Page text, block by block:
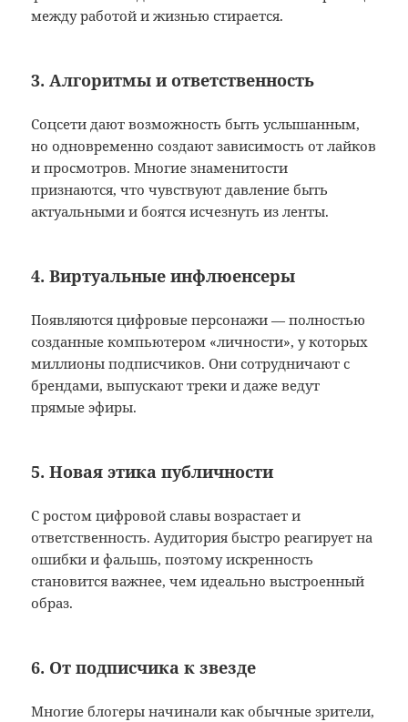
между работой и жизнью стирается.
3. Алгоритмы и ответственность
Соцсети дают возможность быть услышанным,
но одновременно создают зависимость от лайков
и просмотров. Многие знаменитости
признаются, что чувствуют давление быть
актуальными и боятся исчезнуть из ленты.
4. Виртуальные инфлюенсеры
Появляются цифровые персонажи — полностью
созданные компьютером «личности», у которых
миллионы подписчиков. Они сотрудничают с
брендами, выпускают треки и даже ведут
прямые эфиры.
5. Новая этика публичности
С ростом цифровой славы возрастает и
ответственность. Аудитория быстро реагирует на
ошибки и фальшь, поэтому искренность
становится важнее, чем идеально выстроенный
образ.
6. От подписчика к звезде
Многие блогеры начинали как обычные зрители,